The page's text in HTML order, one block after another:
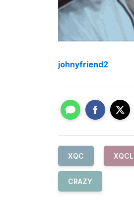
johnyfriend2
XQC XQCL
CRAZY